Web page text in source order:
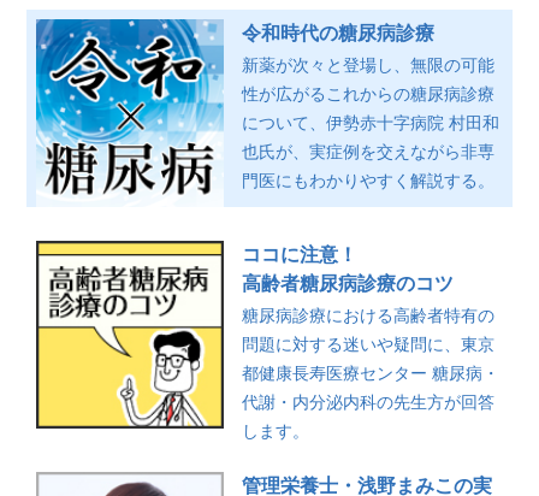
令和時代の糖尿病診療
新薬が次々と登場し、無限の可能
性が広がるこれからの糖尿病診療
について、伊勢赤十字病院 村田和
也氏が、実症例を交えながら非専
門医にもわかりやすく解説する。
ココに注意！
高齢者糖尿病診療のコツ
糖尿病診療における高齢者特有の
問題に対する迷いや疑問に、東京
都健康長寿医療センター 糖尿病・
代謝・内分泌内科の先生方が回答
します。
管理栄養士・浅野まみこの実